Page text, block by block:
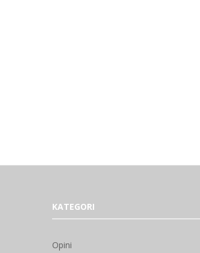
KATEGORI
Opini